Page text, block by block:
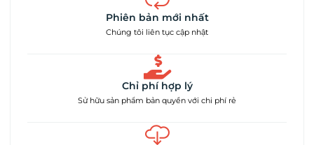
Phiên bản mới nhất
Chúng tôi liên tục cập nhật
Chỉ phí hợp lý
Sử hữu sản phẩm bản quyền với chi phí rẻ